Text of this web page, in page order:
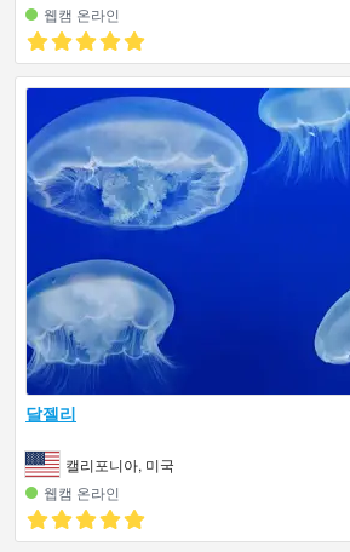
웹캠 온라인
달젤리
캘리포니아, 미국
웹캠 온라인